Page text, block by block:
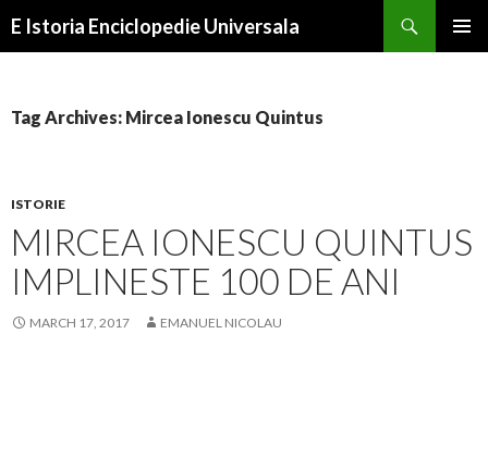
E Istoria Enciclopedie Universala
Tag Archives: Mircea Ionescu Quintus
ISTORIE
MIRCEA IONESCU QUINTUS
IMPLINESTE 100 DE ANI
MARCH 17, 2017 EMANUEL NICOLAU